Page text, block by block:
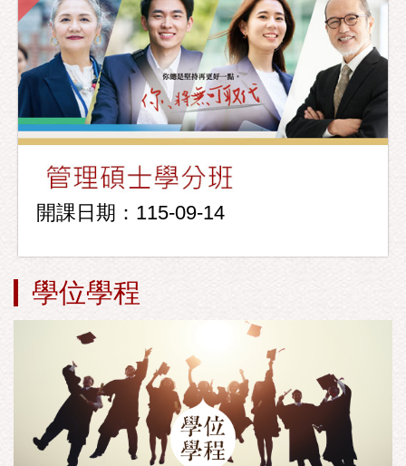
開課日期：115-09-14
學位學程